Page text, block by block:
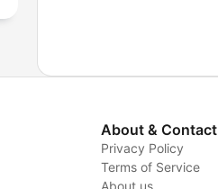
About & Contact
Privacy Policy
Terms of Service
About us